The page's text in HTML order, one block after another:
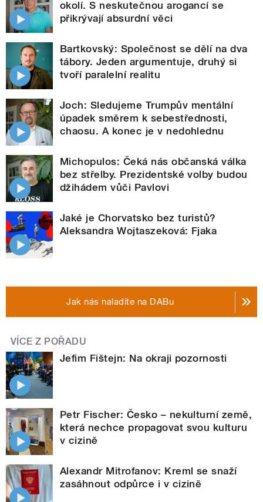
okolí. S neskutečnou arogancí se
přikrývají absurdní věci
Bartkovský: Společnost se dělí na dva
tábory. Jeden argumentuje, druhý si
tvoří paralelní realitu
Joch: Sledujeme Trumpův mentální
úpadek směrem k sebestřednosti,
chaosu. A konec je v nedohlednu
Michopulos: Čeká nás občanská válka
bez střelby. Prezidentské volby budou
džihádem vůči Pavlovi
Jaké je Chorvatsko bez turistů?
Aleksandra Wojtaszeková: Fjaka
Jak nás naladíte na DABu
VÍCE Z POŘADU
Jefim Fištejn: Na okraji pozornosti
Petr Fischer: Česko – nekulturní země,
která nechce propagovat svou kulturu
v cizině
Alexandr Mitrofanov: Kreml se snaží
zasáhnout odpůrce i v cizině